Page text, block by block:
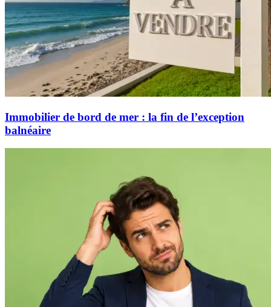
Immobilier de bord de mer : la fin de l’exception
balnéaire